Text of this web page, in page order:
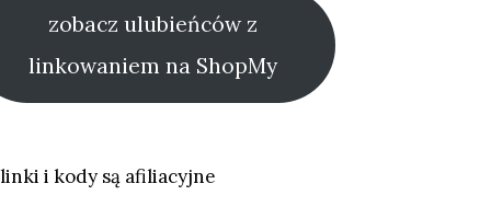
zobacz ulubieńców z
linkowaniem na ShopMy
i kody są afiliacyjne